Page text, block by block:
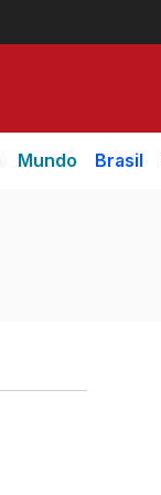
Mundo Brasil